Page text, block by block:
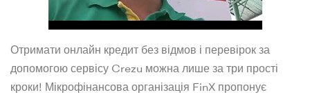
Отримати онлайн кредит без відмов і перевірок за
допомогою сервісу Crezu можна лише за три прості
кроки! Мікрофінансова організація FinX пропонує